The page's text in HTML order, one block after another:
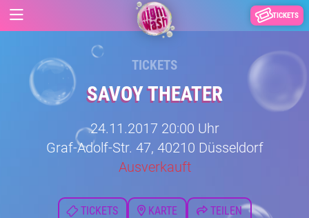
TICKETS
TICKETS
SAVOY THEATER
24.11.2017 20:00 Uhr
Graf-Adolf-Str. 47, 40210 Düsseldorf
Ausverkauft
TICKETS KARTE TEILEN